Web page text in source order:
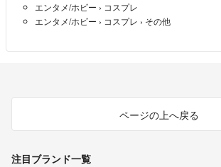
発送後の紛失、破損については責任をおえません。
エンタメ/ホビー › コスプレ
エンタメ/ホビー › コスプレ › その他
ページの上へ戻る
注目ブランド一覧